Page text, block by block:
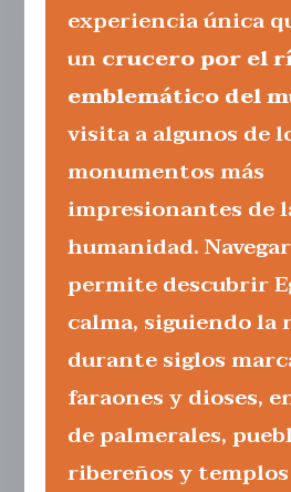
experiencia única
uncrucero por el
emblemático del
visita a algunos de
monumentos más
impresionantes de
humanidad.
permite descubrir
calma, siguiendo la
durante siglos
faraones y dioses,
de palmerales,
ribereños y templos